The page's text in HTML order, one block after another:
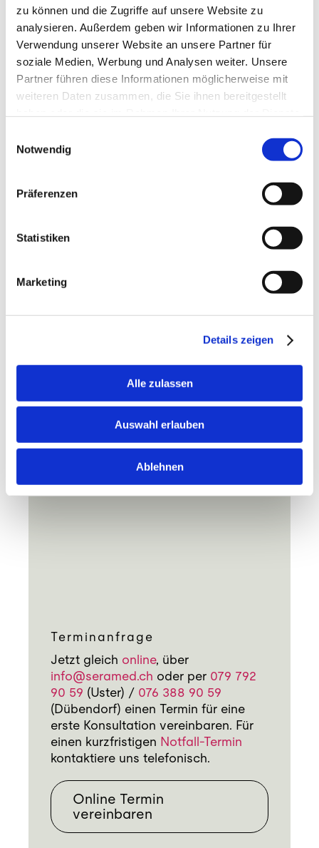
zu können und die Zugriffe auf unsere Website zu
analysieren. Außerdem geben wir Informationen zu Ihrer
Verwendung unserer Website an unsere Partner für
soziale Medien, Werbung und Analysen weiter. Unsere
Partner führen diese Informationen möglicherweise mit
weiteren Daten zusammen, die Sie ihnen bereitgestellt
Notwendig
Präferenzen
Statistiken
Marketing
Details zeigen
Alle zulassen
Auswahl erlauben
Ablehnen
Autor
Seraina Kienast
Kategorien
Allgemein
Terminanfrage
Jetzt gleich online, über
info@seramed.ch oder per 079 792
90 59 (Uster) / 076 388 90 59
(Dübendorf) einen Termin für eine
erste Konsultation vereinbaren. Für
einen kurzfristigen Notfall-Termin
kontaktiere uns telefonisch.
Online Termin
vereinbaren